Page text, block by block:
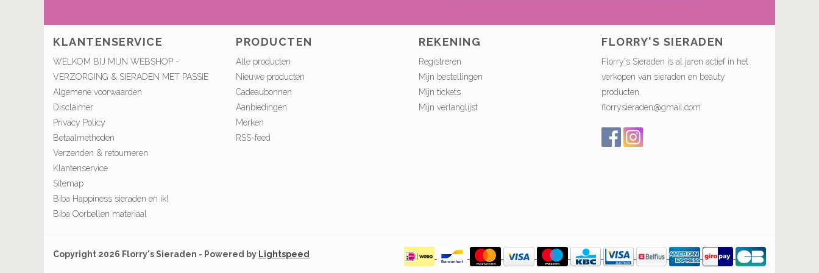
KLANTENSERVICE
WELKOM BIJ MIJN WEBSHOP -
VERZORGING & SIERADEN MET PASSIE
Algemene voorwaarden
Disclaimer
Privacy Policy
Betaalmethoden
Verzenden & retourneren
Klantenservice
Sitemap
Biba Happiness sieraden en ik!
Biba Oorbellen materiaal
PRODUCTEN
Alle producten
Nieuwe producten
Cadeaubonnen
Aanbiedingen
Merken
RSS-feed
REKENING
Registreren
Mijn bestellingen
Mijn tickets
Mijn verlanglijst
FLORRY'S SIERADEN
Florry's Sieraden is al jaren actief in het
verkopen van sieraden en beauty
producten.
florrysieraden@gmail.com
Copyright 2026 Florry's Sieraden - Powered by Lightspeed